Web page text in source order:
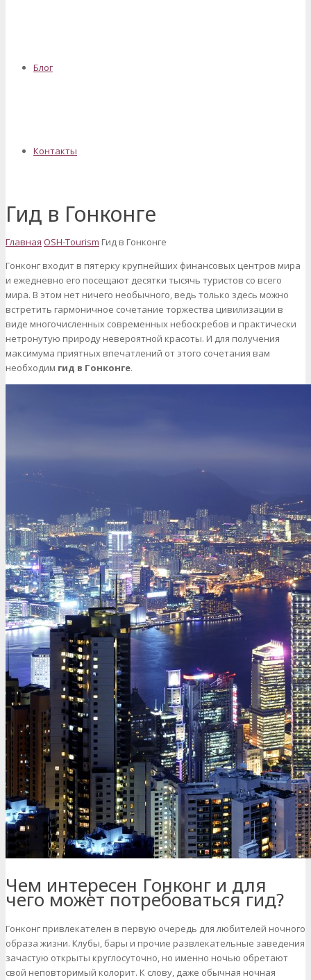
Блог
Контакты
Гид в Гонконге
Главная OSH-Tourism Гид в Гонконге
Гонконг входит в пятерку крупнейших финансовых центров мира
и ежедневно его посещают десятки тысячь туристов со всего
мира. В этом нет ничего необычного, ведь только здесь можно
встретить гармоничное сочетание торжества цивилизации в
виде многочисленных современных небоскребов и практически
нетронутую природу невероятной красоты. И для получения
максимума приятных впечатлений от этого сочетания вам
необходим гид в Гонконге.
Чем интересен Гонконг и для
чего может потребоваться гид?
Гонконг привлекателен в первую очередь для любителей ночного
образа жизни. Клубы, бары и прочие развлекательные заведения
зачастую открыты круглосуточно, но именно ночью обретают
свой неповторимый колорит. К слову, даже обычная ночная